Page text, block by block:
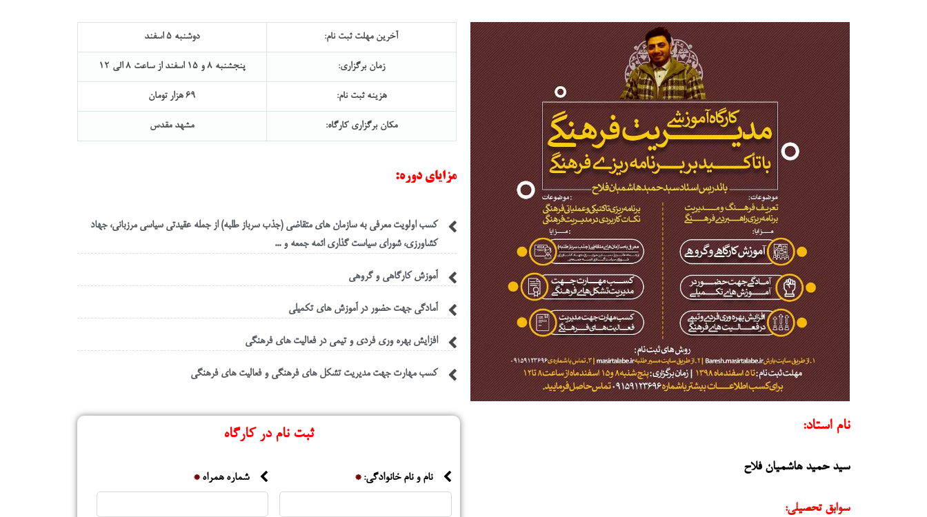
آخرین مهلت ثبت نام: دوشنبه 5 اسفند
زمان برگزاری: پنجشنبه 8 و 15 اسفند از ساعت 8 الی 12
هزینه ثبت نام: 69 هزار تومان
مکان برگزاری کارگاه: مشهد مقدس
مزایای دوره:
کسب اولویت معرفی به سازمان های متقاضی (جذب سرباز طلبه) از جمله عقیدتی سیاسی مرزبانی، جهاد
کشاورزی، شورای سیاست گذاری ائمه جمعه و ...
آموزش کارگاهی و گروهی
آمادگی جهت حضور در آموزش های تکمیلی
افزایش بهره وری فردی و تیمی در فعالیت های فرهنگی
کسب مهارت جهت مدیریت تشکل های فرهنگی و فعالیت های فرهنگی
نام استاد:
سید حمید هاشمیان فلاح
سوابق تحصیلی:
ثبت نام در کارگاه
نام و نام خانوادگی: * شماره همراه *